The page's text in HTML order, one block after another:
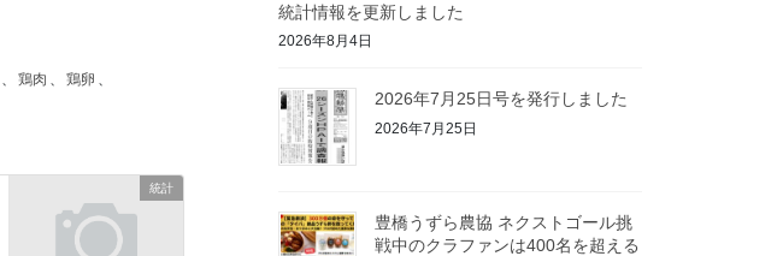
、 鶏肉 、 鶏卵 、
統計
統計情報を更新しました
2026年8月4日
2026年7月25日号を発行しました
2026年7月25日
豊橋うずら農協 ネクストゴール挑
戦中のクラファンは400名を超える